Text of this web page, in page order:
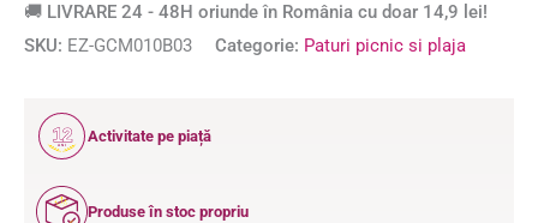
🚚 LIVRARE 24 - 48H oriunde în România cu doar 14,9 lei!
SKU: EZ-GCM010B03 Categorie: Paturi picnic si plaja
12
ANI
Activitate pe piață
Produse în stoc propriu